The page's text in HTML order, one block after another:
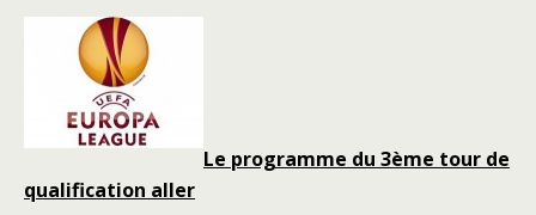
Le programme du 3ème tour de
qualification aller